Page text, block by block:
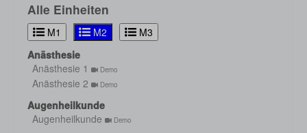
Alle Einheiten
M1 M2
M3
Anästhesie
Anästhesie 1
Demo
Anästhesie 2 Demo
Augenheilkunde
Augenheilkunde
Demo